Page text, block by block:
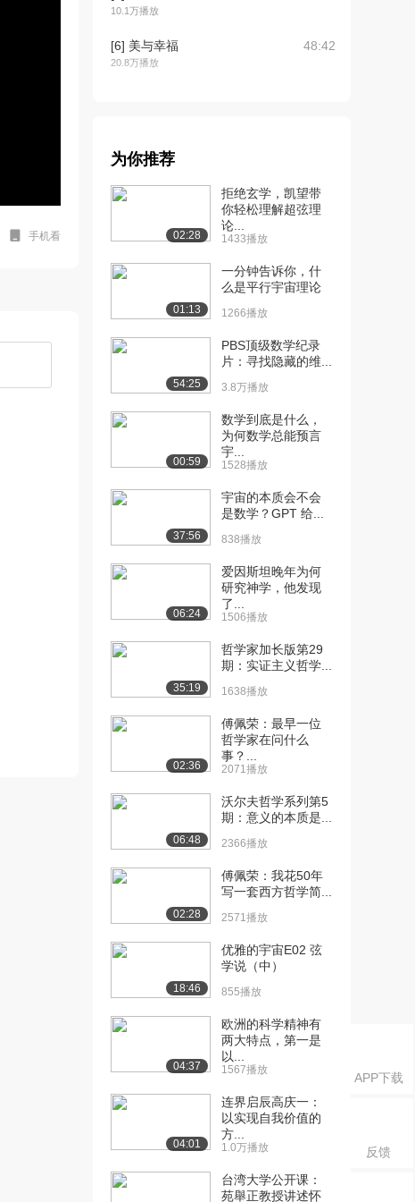
APP下载
反馈
手机看
10.1万播放
[6] 美与幸福
20.8万播放
48:42
[8] 星云的奥秘与美丽
16.4万播放
为你推荐
02:28
拒绝玄学，凯望带
你轻松理解超弦理
论...
1433播放
01:13
一分钟告诉你，什
么是平行宇宙理论
1266播放
54:25
PBS顶级数学纪录
片：寻找隐藏的维...
3.8万播放
00:59
数学到底是什么，
为何数学总能预言
宇...
1528播放
37:56
宇宙的本质会不会
是数学？GPT 给...
838播放
06:24
爱因斯坦晚年为何
研究神学，他发现
了...
1506播放
35:19
哲学家加长版第29
期：实证主义哲学...
1638播放
02:36
傅佩荣：最早一位
哲学家在问什么
事？...
2071播放
06:48
沃尔夫哲学系列第5
期：意义的本质是...
2366播放
02:28
傅佩荣：我花50年
写一套西方哲学简...
2571播放
18:46
优雅的宇宙E02 弦
学说（中）
855播放
04:37
欧洲的科学精神有
两大特点，第一是
以...
1567播放
04:01
连界启辰高庆一：
以实现自我价值的
方...
1.0万播放
台湾大学公开课：
苑舉正教授讲述怀